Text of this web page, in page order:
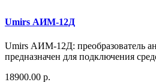
Umirs АИМ-12Д
Umirs АИМ-12Д: преобразователь
предназначен для подключения
18900.00 р.